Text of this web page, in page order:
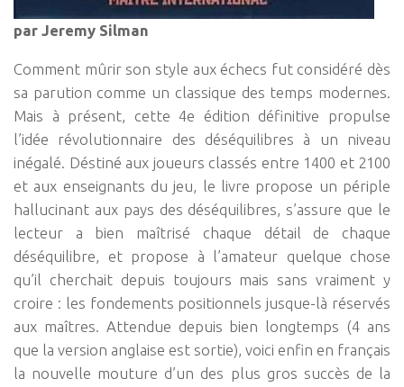
par Jeremy Silman
Comment mûrir son style aux échecs fut considéré dès
sa parution comme un classique des temps modernes.
Mais à présent, cette 4e édition définitive propulse
l’idée révolutionnaire des déséquilibres à un niveau
inégalé. Déstiné aux joueurs classés entre 1400 et 2100
et aux enseignants du jeu, le livre propose un périple
hallucinant aux pays des déséquilibres, s’assure que le
lecteur a bien maîtrisé chaque détail de chaque
déséquilibre, et propose à l’amateur quelque chose
qu’il cherchait depuis toujours mais sans vraiment y
croire : les fondements positionnels jusque-là réservés
aux maîtres. Attendue depuis bien longtemps (4 ans
que la version anglaise est sortie), voici enfin en français
la nouvelle mouture d’un des plus gros succès de la